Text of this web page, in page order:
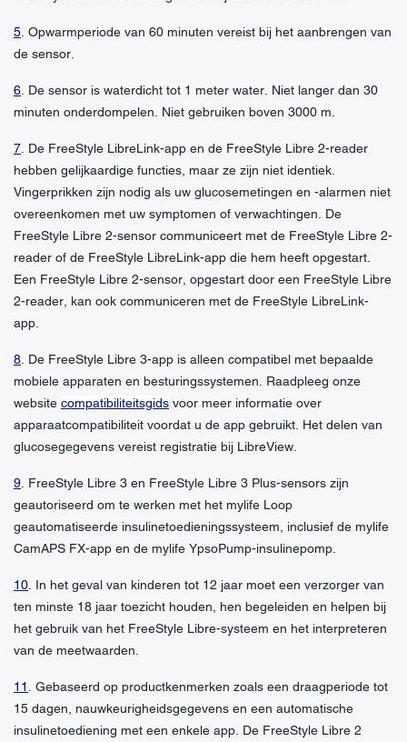
5 . Opwarmperiode van 60 minuten vereist bij het aanbrengen van
de sensor.
6 . De sensor is waterdicht tot 1 meter water. Niet langer dan 30
minuten onderdompelen. Niet gebruiken boven 3000 m.
7 . De FreeStyle LibreLink-app en de FreeStyle Libre 2-reader
hebben gelijkaardige functies, maar ze zijn niet identiek.
Vingerprikken zijn nodig als uw glucosemetingen en -alarmen niet
overeenkomen met uw symptomen of verwachtingen. De
FreeStyle Libre 2-sensor communiceert met de FreeStyle Libre 2-
reader of de FreeStyle LibreLink-app die hem heeft opgestart.
Een FreeStyle Libre 2-sensor, opgestart door een FreeStyle Libre
2-reader, kan ook communiceren met de FreeStyle LibreLink-
app.
8 . De FreeStyle Libre 3-app is alleen compatibel met bepaalde
mobiele apparaten en besturingssystemen. Raadpleeg onze
website compatibiliteitsgids voor meer informatie over
apparaatcompatibiliteit voordat u de app gebruikt. Het delen van
glucosegegevens vereist registratie bij LibreView.
9 . FreeStyle Libre 3 en FreeStyle Libre 3 Plus-sensors zijn
geautoriseerd om te werken met het mylife Loop
geautomatiseerde insulinetoedieningssysteem, inclusief de mylife
CamAPS FX-app en de mylife YpsoPump-insulinepomp.
10 . In het geval van kinderen tot 12 jaar moet een verzorger van
ten minste 18 jaar toezicht houden, hen begeleiden en helpen bij
het gebruik van het FreeStyle Libre-systeem en het interpreteren
van de meetwaarden.
11
. Gebaseerd op productkenmerken zoals een draagperiode tot
15 dagen, nauwkeurigheidsgegevens en een automatische
insulinetoediening met een enkele app. De FreeStyle Libre 2